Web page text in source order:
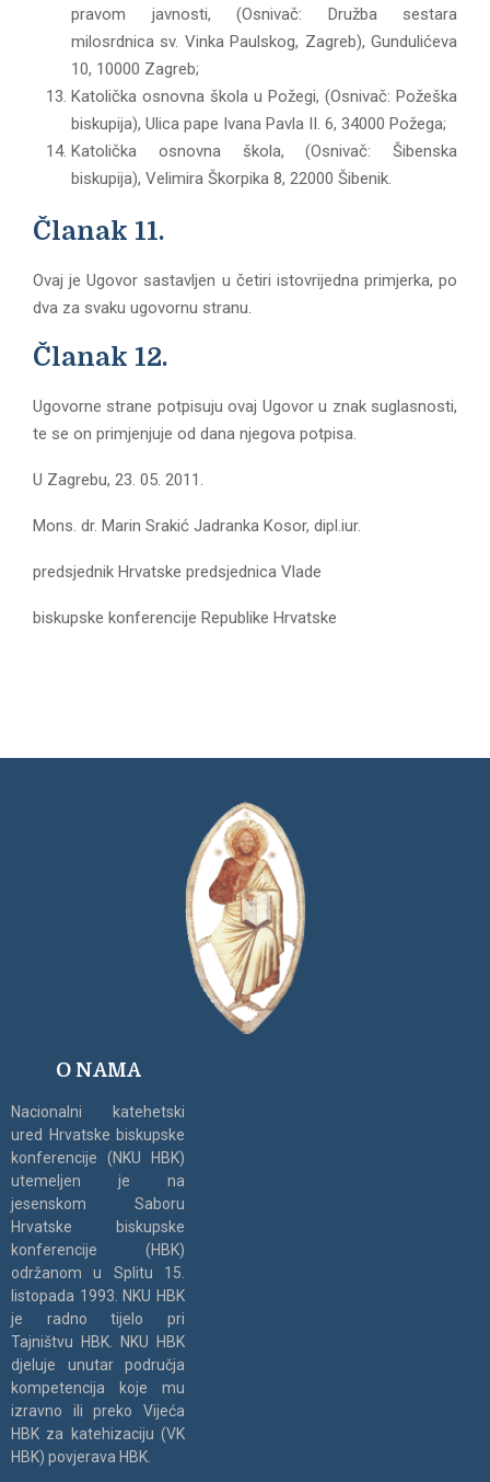
pravom javnosti, (Osnivač: Družba sestara
milosrdnica sv. Vinka Paulskog, Zagreb), Gundulićeva
10, 10000 Zagreb;
Katolička osnovna škola u Požegi, (Osnivač: Požeška
biskupija), Ulica pape Ivana Pavla II. 6, 34000 Požega;
Katolička osnovna škola, (Osnivač: Šibenska
biskupija), Velimira Škorpika 8, 22000 Šibenik.
Članak 11.
Ovaj je Ugovor sastavljen u četiri istovrijedna primjerka, po
dva za svaku ugovornu stranu.
Članak 12.
Ugovorne strane potpisuju ovaj Ugovor u znak suglasnosti,
te se on primjenjuje od dana njegova potpisa.
U Zagrebu, 23. 05. 2011.
Mons. dr. Marin Srakić Jadranka Kosor, dipl.iur.
predsjednik Hrvatske predsjednica Vlade
biskupske konferencije Republike Hrvatske
O NAMA
Nacionalni katehetski
ured Hrvatske biskupske
konferencije (NKU HBK)
utemeljen je na
jesenskom Saboru
Hrvatske biskupske
konferencije (HBK)
održanom u Splitu 15.
listopada 1993. NKU HBK
je radno tijelo pri
Tajništvu HBK. NKU HBK
djeluje unutar područja
kompetencija koje mu
izravno ili preko Vijeća
HBK za katehizaciju (VK
HBK) povjerava HBK.